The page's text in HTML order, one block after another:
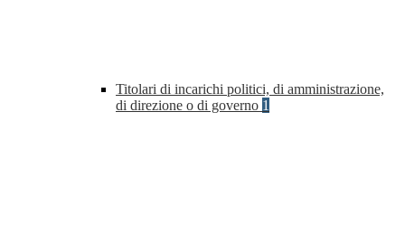
Titolari di incarichi politici, di amministrazione,
di direzione o di governo 1